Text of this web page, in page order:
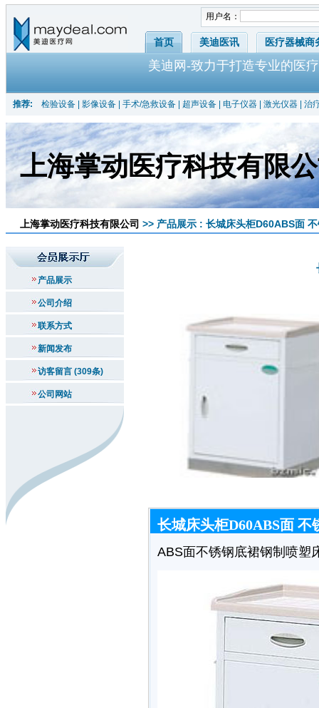
用户名：
首页 美迪医讯 医疗器械商
美迪网-致力于打造专业的医
推荐: 检验设备 影像设备 手术/急救设备 超声设备 电子仪器 激光仪器 治
上海掌动医疗科技有限
上海掌动医疗科技有限公司 >> 产品展示 : 长城床头柜D60ABS面
产品展示
公司介绍
联系方式
新闻发布
访客留言 (309条)
公司网站
长城床头柜D60ABS面
ABS面不锈钢底裙钢制喷塑